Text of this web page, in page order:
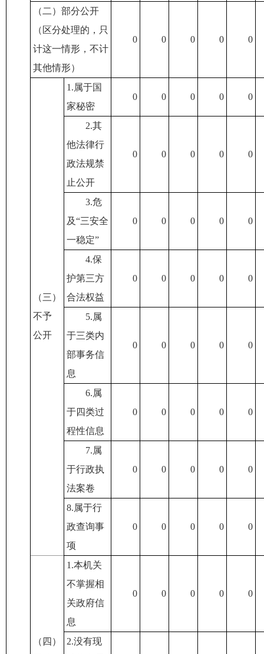
（二）部分公开
（区分处理的，只
计这一情形，不计
其他情形）
0 0 0 0 0
（三）
不予
公开
1.属于国
家秘密
0 0 0 0 0
2.其
他法律行
政法规禁
止公开
0 0 0 0 0
3.危
及“三安全
一稳定”
0 0 0 0 0
4.保
护第三方
合法权益
0 0 0 0 0
5.属
于三类内
部事务信
息
0 0 0 0 0
6.属
于四类过
程性信息
0 0 0 0 0
7.属
于行政执
法案卷
0 0 0 0 0
8.属于行
政查询事
项
0 0 0 0 0
（四）
1.本机关
不掌握相
关政府信
息
0 0 0 0 0
2.没有现